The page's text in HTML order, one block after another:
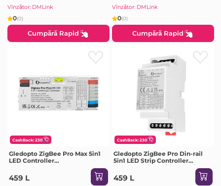
Vînzător: DMLink
0(0)
Cumpără Rapid
Vînzător: DMLink
0(0)
Cumpără Rapid
CashBack: 230
Gledopto ZigBee Pro Max 5in1
LED Controller
CCT/RGB/RGBCCT/Single Color
(GL-C-601P), Push Switch,
DC5~24V, 10A/CH, total max 15A
459 L
CashBack: 230
Gledopto ZigBee Pro Din-rail
5in1 LED Strip Controller
CCT/RGB/RGBW/RGBCCT/Dimmer
(GL-C-011P), DC 12-54V, max 15A
output, 36x59x91mm
459 L